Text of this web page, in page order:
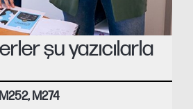
şu yazıcılarla
M274